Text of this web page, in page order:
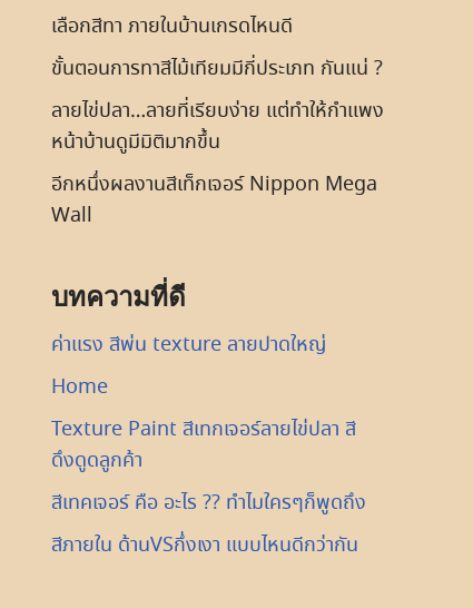
เลือกสีทา ภายในบ้านเกรดไหนดี
ขั้นตอนการทาสีไม้เทียมมีกี่ประเภท กันแน่ ?
ลายไข่ปลา…ลายที่เรียบง่าย แต่ทำให้กำแพง
หน้าบ้านดูมีมิติมากขึ้น
อีกหนึ่งผลงานสีเท็กเจอร์ Nippon Mega
Wall
บทความที่ดี
ค่าแรง สีพ่น texture ลายปาดใหญ่
Home
Texture Paint สีเทกเจอร์ลายไข่ปลา สี
ดึงดูดลูกค้า
สีเทคเจอร์ คือ อะไร ?? ทำไมใครๆก็พูดถึง
สีภายใน ด้านVSกึ่งเงา แบบไหนดีกว่ากัน